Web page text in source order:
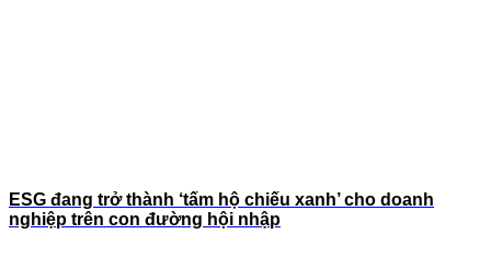
ESG đang trở thành ‘tấm hộ chiếu xanh’ cho doanh
nghiệp trên con đường hội nhập